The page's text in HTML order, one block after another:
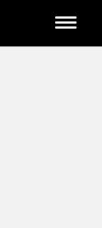
Toggle